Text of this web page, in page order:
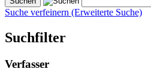
Suche verfeinern (Erweiterte Suche)
Suchfilter
Verfasser